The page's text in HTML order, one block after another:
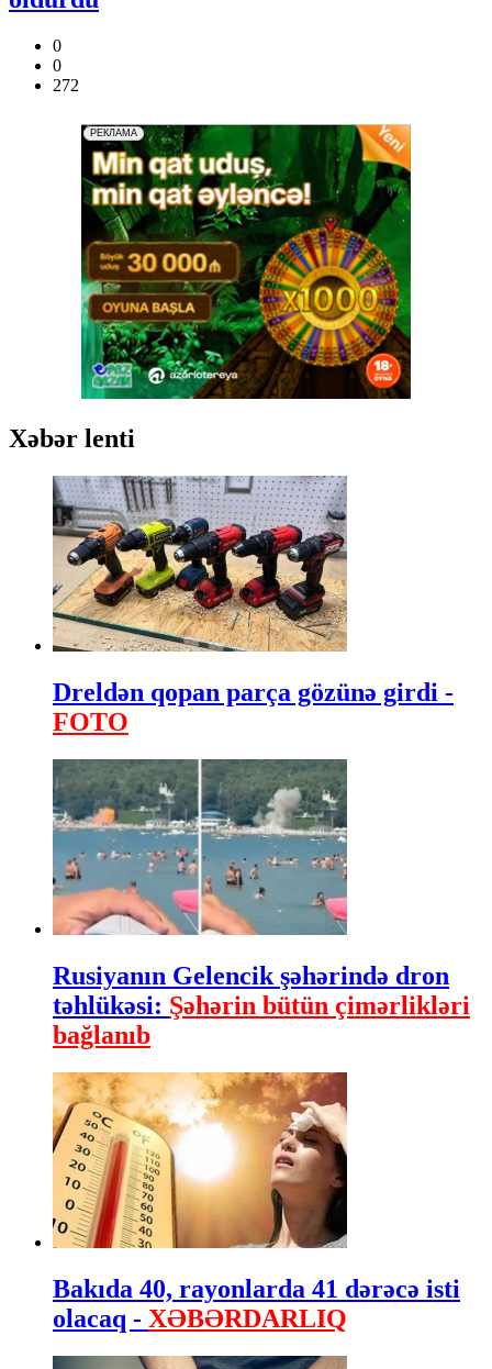
0
0
272
Xəbər lenti
Dreldən qopan parça gözünə girdi -
FOTO
Rusiyanın Gelencik şəhərində dron
təhlükəsi: Şəhərin bütün çimərlikləri
bağlanıb
Bakıda 40, rayonlarda 41 dərəcə isti
olacaq - XƏBƏRDARLIQ